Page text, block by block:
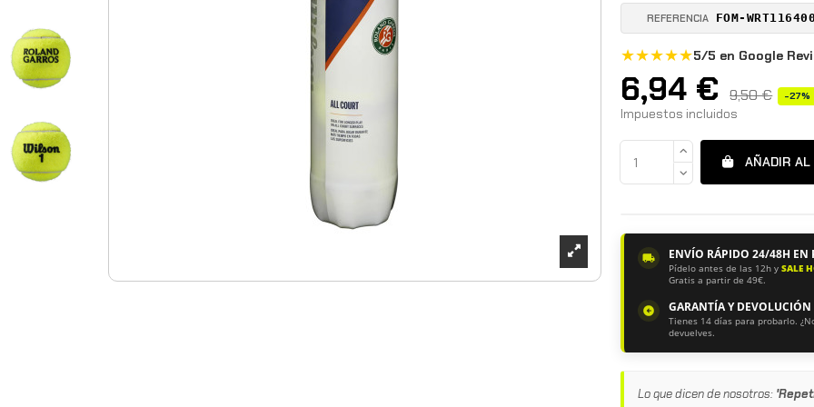
REFERENCIA FOM-
★★★★★5/5 en Google
6,94 € 9,50 € -27%
Impuestos incluidos
AÑADIR
ENVÍO RÁPIDO 24/48H EN
Pídelo antes de las 12h y SALE
Gratis a partir de 49€.
GARANTÍA Y DEVOLUCIÓN
Tienes 14 días para probarlo.
devuelves.
Lo que dicen de nosotros: